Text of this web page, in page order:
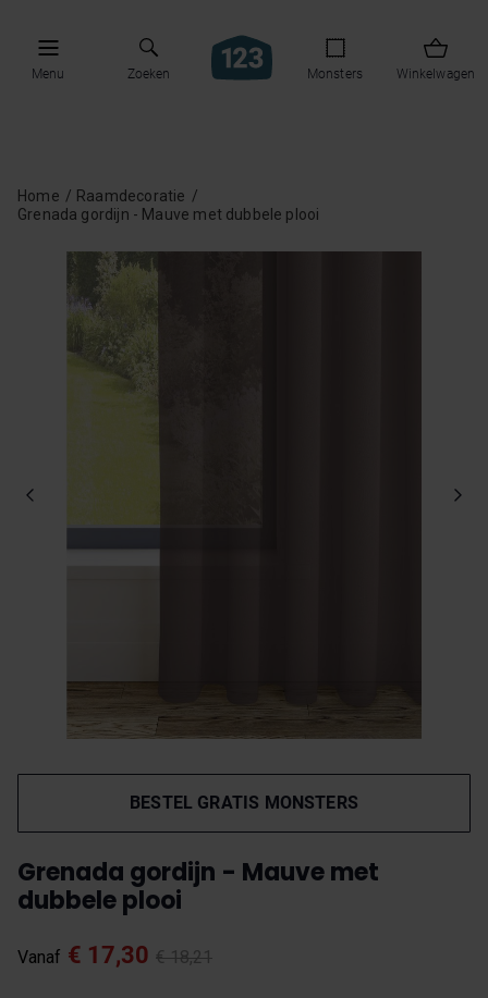
Menu Zoeken Monsters Winkelwagen
Home
Raamdecoratie
Grenada gordijn - Mauve met dubbele plooi
BESTEL GRATIS MONSTERS
Grenada gordijn - Mauve met
dubbele plooi
Vanaf € 18,21
€ 17,30